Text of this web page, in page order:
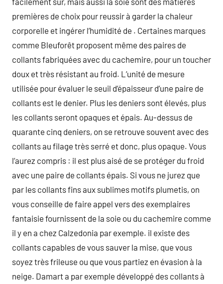
premières de choix pour reussir à garder la chaleur
corporelle et ingérer l’humidité de . Certaines marques
comme Bleuforêt proposent même des paires de
collants fabriquées avec du cachemire, pour un toucher
doux et très résistant au froid. L’unité de mesure
utilisée pour évaluer le seuil d’épaisseur d’une paire de
collants est le denier. Plus les deniers sont élevés, plus
les collants seront opaques et épais. Au-dessus de
quarante cinq deniers, on se retrouve souvent avec des
collants au filage très serré et donc, plus opaque. Vous
l’aurez compris : il est plus aisé de se protéger du froid
avec une paire de collants épais. Si vous ne jurez que
par les collants fins aux sublimes motifs plumetis, on
vous conseille de faire appel vers des exemplaires
fantaisie fournissent de la soie ou du cachemire comme
il y en a chez Calzedonia par exemple. il existe des
collants capables de vous sauver la mise, que vous
soyez très frileuse ou que vous partiez en évasion à la
neige. Damart a par exemple développé des collants à